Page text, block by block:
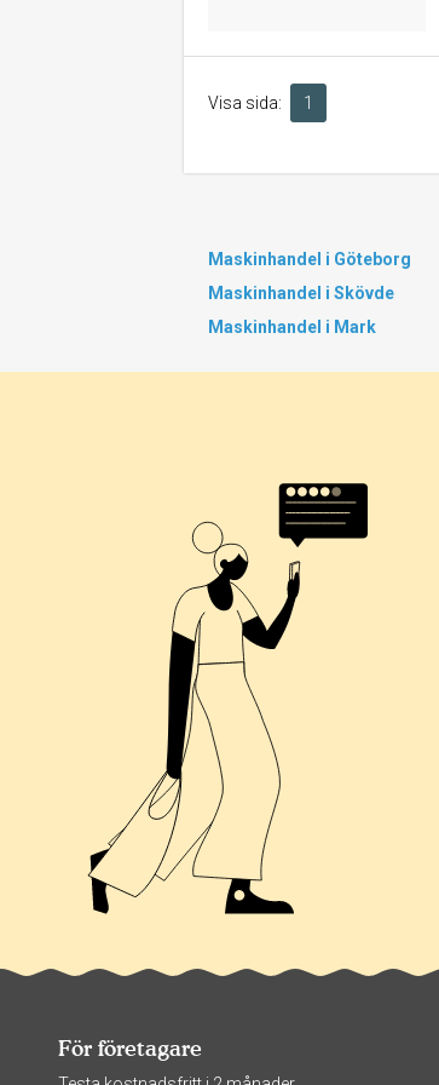
Visa sida: 1
Maskinhandel i Göteborg
Maskinhandel i Skövde
Maskinhandel i Mark
För företagare